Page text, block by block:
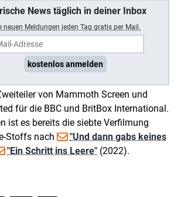
News täglich in deiner Inbox
neuen Meldungen jeden Tag gratis per Mail.
kostenlos anmelden
von Mammoth Screen und
für die BBC und BritBox International.
ist es bereits die siebte Verfilmung
Stoffs nach
"Und dann gabs keines
"Ein Schritt ins Leere" (2022).